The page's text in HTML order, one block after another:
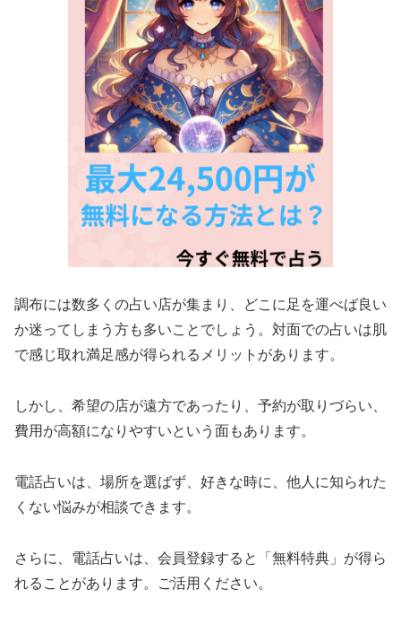
調布には数多くの占い店が集まり、どこに足を運べば良い
か迷ってしまう方も多いことでしょう。対面での占いは肌
で感じ取れ満足感が得られるメリットがあります。
しかし、希望の店が遠方であったり、予約が取りづらい、
費用が高額になりやすいという面もあります。
電話占いは、場所を選ばず、好きな時に、他人に知られた
くない悩みが相談できます。
さらに、電話占いは、会員登録すると「無料特典」が得ら
れることがあります。ご活用ください。